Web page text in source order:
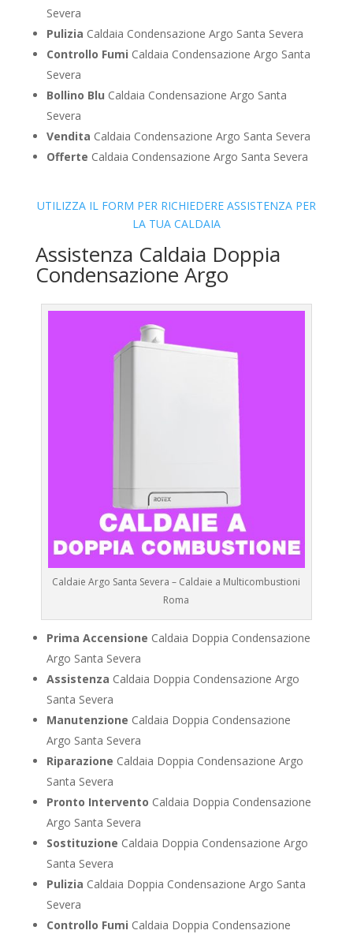
Severa
Pulizia Caldaia Condensazione Argo Santa Severa
Controllo Fumi Caldaia Condensazione Argo Santa
Severa
Bollino Blu Caldaia Condensazione Argo Santa
Severa
Vendita Caldaia Condensazione Argo Santa Severa
Offerte Caldaia Condensazione Argo Santa Severa
UTILIZZA IL FORM PER RICHIEDERE ASSISTENZA PER
LA TUA CALDAIA
Assistenza Caldaia Doppia
Condensazione Argo
Caldaie Argo Santa Severa – Caldaie a Multicombustioni
Roma
Prima Accensione Caldaia Doppia Condensazione
Argo Santa Severa
Assistenza Caldaia Doppia Condensazione Argo
Santa Severa
Manutenzione Caldaia Doppia Condensazione
Argo Santa Severa
Riparazione Caldaia Doppia Condensazione Argo
Santa Severa
Pronto Intervento Caldaia Doppia Condensazione
Argo Santa Severa
Sostituzione Caldaia Doppia Condensazione Argo
Santa Severa
Pulizia Caldaia Doppia Condensazione Argo Santa
Severa
Controllo Fumi Caldaia Doppia Condensazione